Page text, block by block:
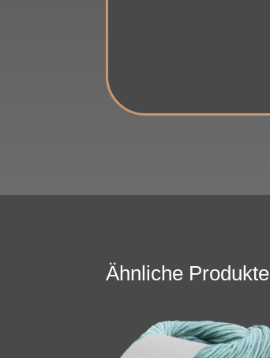
Ähnliche Produkte